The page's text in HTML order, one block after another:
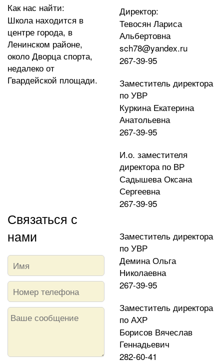
Как нас найти:
Школа находится в
центре города, в
Ленинском районе,
около Дворца спорта,
недалеко от
Гвардейской площади.
Директор:
Тевосян Лариса
Альбертовна
sch78@yandex.ru
267-39-95
Заместитель директора
по УВР
Куркина Екатерина
Анатольевна
267-39-95
И.о. заместителя
директора по ВР
Садышева Оксана
Сергеевна
267-39-95
Связаться с
нами
Заместитель директора
по УВР
Демина Ольга
Николаевна
267-39-95
Заместитель директора
по АХР
Борисов Вячеслав
Геннадьевич
282-60-41